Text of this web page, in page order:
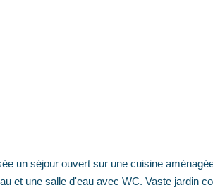
un séjour ouvert sur une cuisine
et une salle d'eau avec WC. Vaste jardin